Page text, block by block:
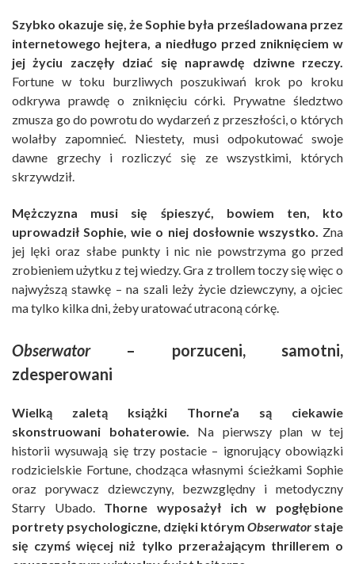
Szybko okazuje się, że Sophie była prześladowana przez
internetowego hejtera, a niedługo przed zniknięciem w
jej życiu zaczęły dziać się naprawdę dziwne rzeczy.
Fortune w toku burzliwych poszukiwań krok po kroku
odkrywa prawdę o zniknięciu córki. Prywatne śledztwo
zmusza go do powrotu do wydarzeń z przeszłości, o których
wolałby zapomnieć. Niestety, musi odpokutować swoje
dawne grzechy i rozliczyć się ze wszystkimi, których
skrzywdził.
Mężczyzna musi się śpieszyć, bowiem ten, kto
uprowadził Sophie, wie o niej dosłownie wszystko. Zna
jej lęki oraz słabe punkty i nic nie powstrzyma go przed
zrobieniem użytku z tej wiedzy. Gra z trollem toczy się więc o
najwyższą stawkę – na szali leży życie dziewczyny, a ojciec
ma tylko kilka dni, żeby uratować utraconą córkę.
Obserwator– porzuceni, samotni,
zdesperowani
Wielką zaletą książki Thorne’a są ciekawie
skonstruowani bohaterowie. Na pierwszy plan w tej
historii wysuwają się trzy postacie – ignorujący obowiązki
rodzicielskie Fortune, chodząca własnymi ścieżkami Sophie
oraz porywacz dziewczyny, bezwzględny i metodyczny
Starry Ubado. Thorne wyposażył ich w pogłębione
portrety psychologiczne, dzięki którym Obserwator staje
się czymś więcej niż tylko przerażającym thrillerem o